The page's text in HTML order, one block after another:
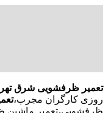
تعمیر ظرفشویی شرق
روزی کارگران مجرب،
ظرفشویی،تعمیر ماشین